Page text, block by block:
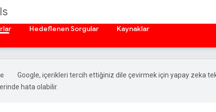
Hedeflenen Sorgular Kaynaklar
Google, içerikleri tercih ettiğiniz dile çevirmek için yapay zeka
hata olabilir.